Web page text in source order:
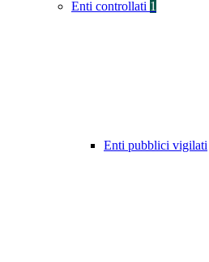
Enti controllati 1
Enti pubblici vigilati